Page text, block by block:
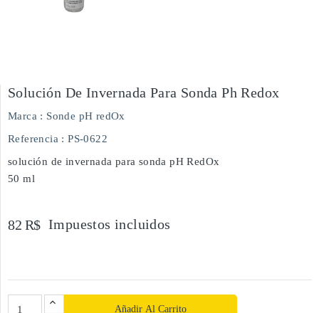
Solución De Invernada Para Sonda Ph Redox
Marca : Sonde pH redOx
Referencia : PS-0622
solución de invernada para sonda pH RedOx
50 ml
82 R$ Impuestos incluidos
Añadir Al Carrito